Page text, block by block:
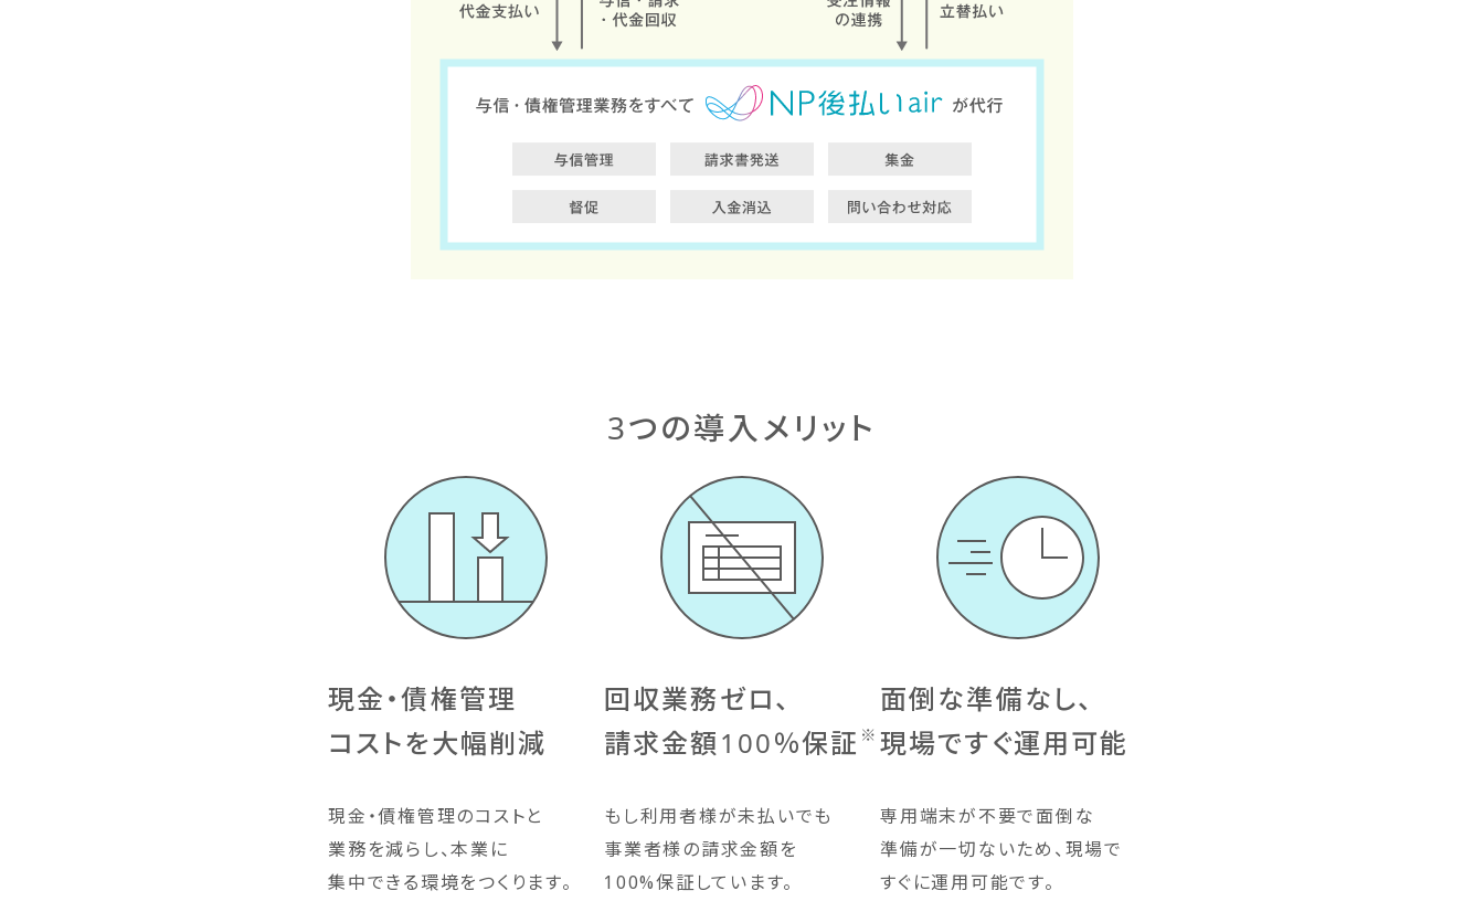
3つの導入メリット
現金・債権管理
コストを大幅削減
現金・債権管理のコストと
業務を減らし、本業に
集中できる環境をつくります。
回収業務ゼロ、
請求金額100％保証 ※
もし利用者様が未払いでも
事業者様の請求金額を
100%保証しています。
面倒な準備なし、
現場ですぐ運用可能
専用端末が不要で面倒な
準備が一切ないため、現場で
すぐに運用可能です。